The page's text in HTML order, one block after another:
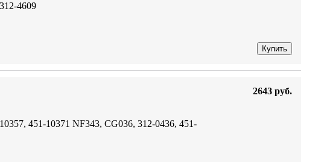
4609
Купить
451-10371 NF343, CG036, 312-0436, 451-
2643 руб.